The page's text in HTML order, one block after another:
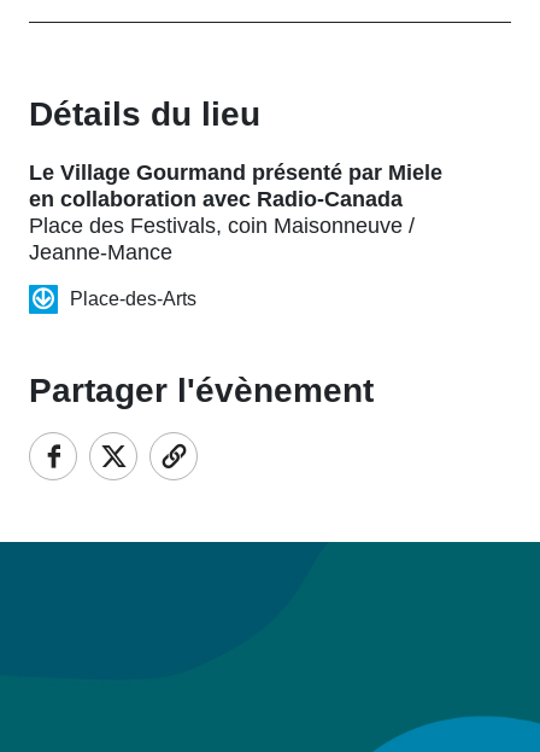
Détails du lieu
Le Village Gourmand présenté par Miele
en collaboration avec Radio-Canada
Place des Festivals, coin Maisonneuve /
Jeanne-Mance
Place-des-Arts
Partager l'évènement